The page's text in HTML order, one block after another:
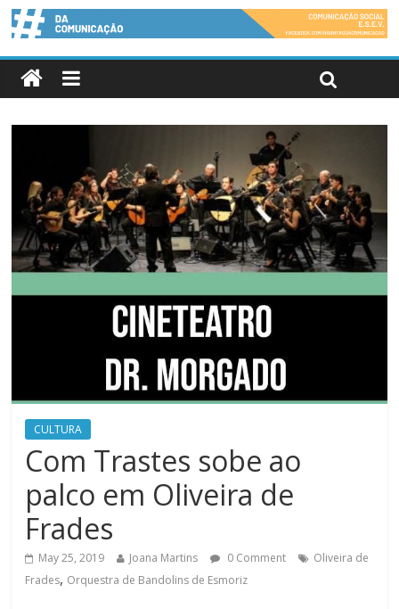
CULTURA
Com Trastes sobe ao
palco em Oliveira de
Frades
May 25, 2019 Joana Martins 0 Comment
Oliveira de
Frades, Orquestra de Bandolins de Esmoriz